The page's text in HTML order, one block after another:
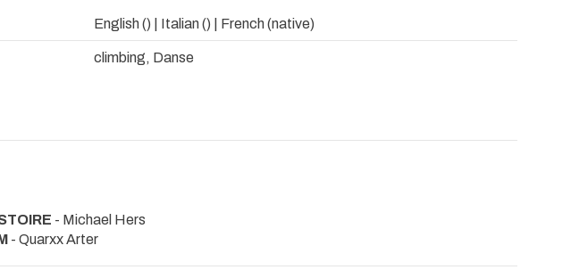
English () | Italian () | French (native)
climbing, Danse
- Michael Hers
- Quarxx Arter